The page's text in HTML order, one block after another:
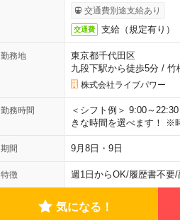
交通費別途支給あり
交通費 支給（規定有り）
勤務地
東京都千代田区
九段下駅から徒歩5分/ 竹
株式会社ライブパワー
勤務時間
＜シフト例＞ 9:00～
きな時間を選べます！ ※
期間 9月8日・9日
特徴 週1日からOK/履歴書不要/
気になる！